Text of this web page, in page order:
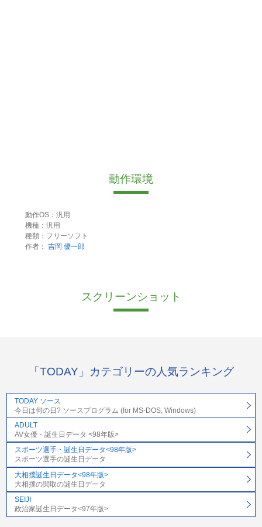
動作環境
動作OS：汎用
機種：汎用
種類：フリーソフト
作者： 吉岡 優一郎
スクリーンショット
「TODAY」カテゴリーの人気ランキング
TODAY ソース
今日は何の日? ソースプログラム (for MS-DOS, Windows)
ADULT
AV女優・誕生日データ <98年版>
スポーツ選手・誕生日データ<98年版>
スポーツ選手の誕生日データ
大相撲誕生日データ<98年版>
大相撲の関取の誕生日データ
SEIJI
政治家誕生日データ<97年版>